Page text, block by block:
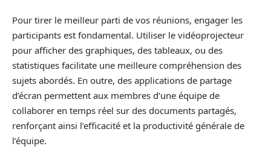
Pour tirer le meilleur parti de vos réunions, engager les
participants est fondamental. Utiliser le vidéoprojecteur
pour afficher des graphiques, des tableaux, ou des
statistiques facilitate une meilleure compréhension des
sujets abordés. En outre, des applications de partage
d’écran permettent aux membres d’une équipe de
collaborer en temps réel sur des documents partagés,
renforçant ainsi l’efficacité et la productivité générale de
l’équipe.